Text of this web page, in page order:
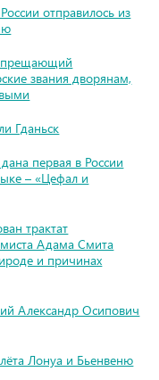
отправилось из
звания дворянам,
Гданьск
первая в России
– «Цефал и
трактат
Адама Смита
и причинах
Александр Осипович
Лонуа и Бьенвеню